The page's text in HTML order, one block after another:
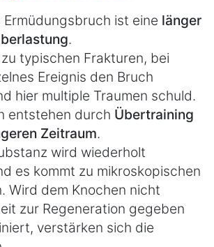
ist eine länger
.
typischen Frakturen, bei
Ereignis den Bruch
hier multiple Traumen schuld.
entstehen durch Übertraining
Zeitraum.
wird wiederholt
es kommt zu mikroskopischen
Wird dem Knochen nicht
zur Regeneration gegeben
verstärken sich die